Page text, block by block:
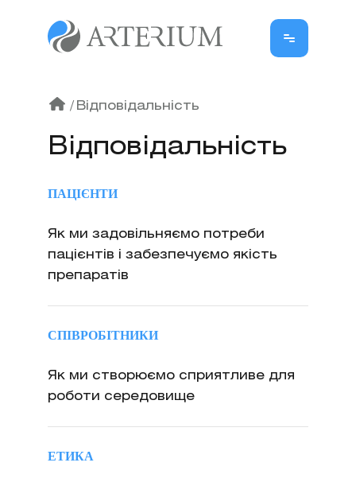
/ Відповідальність
Відповідальність
ПАЦІЄНТИ
Як ми задовільняємо потреби
пацієнтів і забезпечуємо якість
препаратів
СПІВРОБІТНИКИ
Як ми створюємо сприятливе для
роботи середовище
ЕТИКА